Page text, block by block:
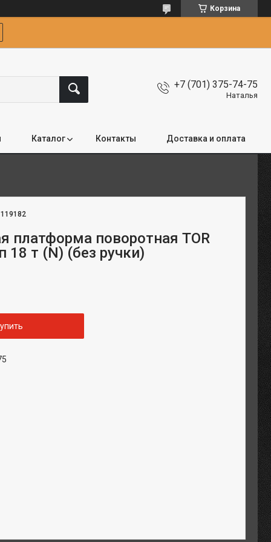
Корзина
+7 (701) 375-74-75
Наталья
Каталог Контакты Доставка и оплата
119182
платформа поворотная TOR
18 т (N) (без ручки)